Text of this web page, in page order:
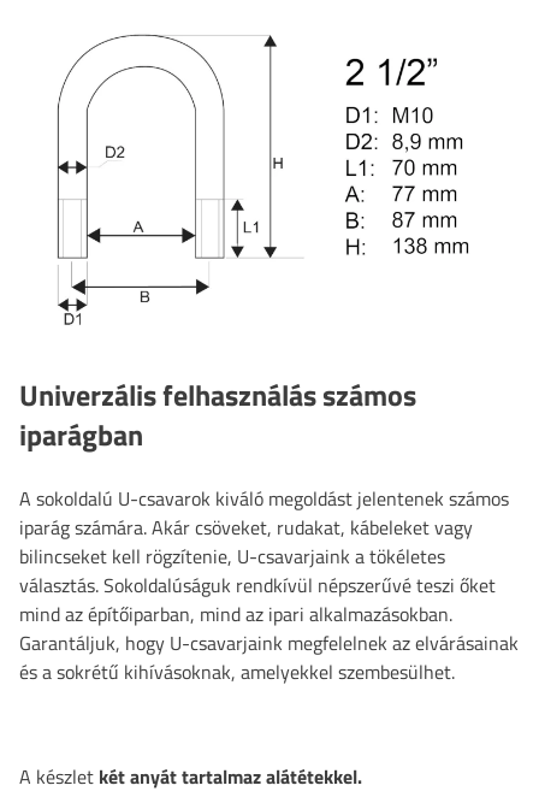
Univerzális felhasználás számos
iparágban
A sokoldalú U-csavarok kiváló megoldást jelentenek számos
iparág számára. Akár csöveket, rudakat, kábeleket vagy
bilincseket kell rögzítenie, U-csavarjaink a tökéletes
választás. Sokoldalúságuk rendkívül népszerűvé teszi őket
mind az építőiparban, mind az ipari alkalmazásokban.
Garantáljuk, hogy U-csavarjaink megfelelnek az elvárásainak
és a sokrétű kihívásoknak, amelyekkel szembesülhet.
A készlet két anyát tartalmaz alátétekkel.